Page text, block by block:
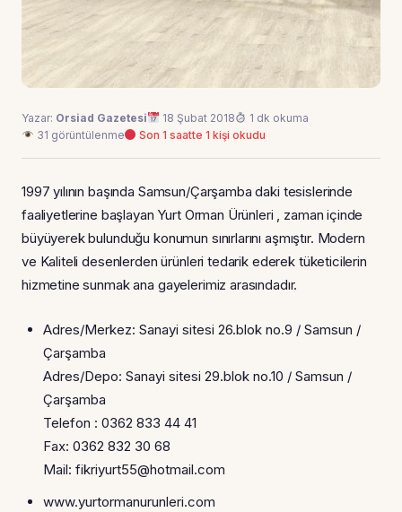
Yazar: Orsiad Gazetesi 18 Şubat 2018
1 dk okuma
31 görüntülenme
Son 1 saatte 1 kişi okudu
1997 yılının başında Samsun/Çarşamba daki tesislerinde
faaliyetlerine başlayan Yurt Orman Ürünleri , zaman içinde
büyüyerek bulunduğu konumun sınırlarını aşmıştır. Modern
ve Kaliteli desenlerden ürünleri tedarik ederek tüketicilerin
hizmetine sunmak ana gayelerimiz arasındadır.
Adres/Merkez: Sanayi sitesi 26.blok no.9 / Samsun /
Çarşamba
Adres/Depo: Sanayi sitesi 29.blok no.10 / Samsun /
Çarşamba
Telefon : 0362 833 44 41
Fax: 0362 832 30 68
Mail: fikriyurt55@hotmail.com
www.yurtormanurunleri.com